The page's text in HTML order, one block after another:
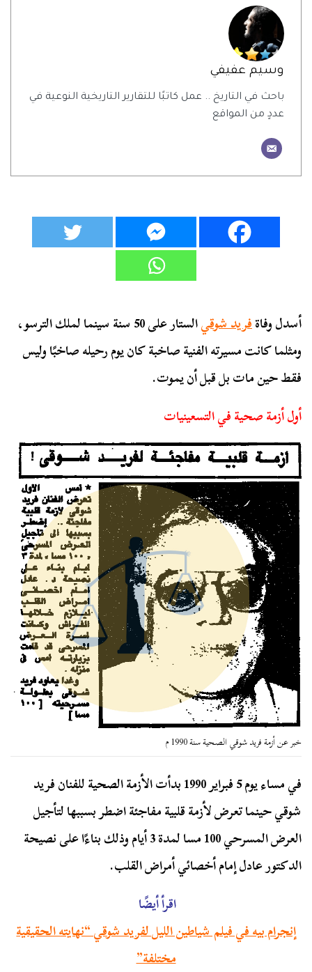
وسيم عفيفي
باحث في التاريخ .. عمل كاتبًا للتقارير التاريخية النوعية في
عددٍ من المواقع
أسدل وفاةفريد شوقي
الستار على 50 سنة سينما لملك الترسو،
ومثلما كانت مسيرته الفنية صاخبة كان يوم رحيله صاخبًا وليس
فقط حين مات بل قبل أن يموت.
أول أزمة صحية في التسعينيات
خبر عن أزمة فريد شوقي الصحية سنة 1990 م
في مساء يوم 5 فبراير 1990 بدأت الأزمة الصحية للفنان فريد
شوقي حينما تعرض لأزمة قلبية مفاجئة اضطر بسببها لتأجيل
العرض المسرحي 100 مسا لمدة 3 أيام وذلك بناءًا على نصيحة
الدكتور عادل إمام أخصائي أمراض القلب.
اقرأ أيضًا
إنجرام بيه في فيلم شياطين الليل لفريد شوقي “نهايته الحقيقية
مختلفة”